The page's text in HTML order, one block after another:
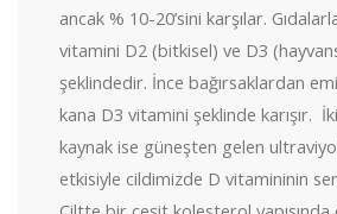
ancak % 10-20’sini karşılar.
vitamini D2 (bitkisel) ve D3
şeklindedir. İnce bağırsaklardan
kana D3 vitamini şeklinde karışır.
kaynak ise güneşten gelen
etkisiyle cildimizde D vitamininin